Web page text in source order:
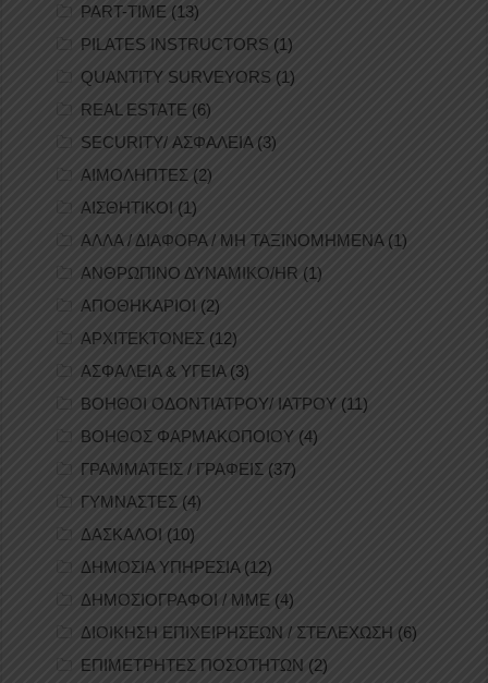
PART-TIME (13)
PILATES INSTRUCTORS (1)
QUANTITY SURVEYORS (1)
REAL ESTATE (6)
SECURITY/ ΑΣΦΑΛΕΙΑ(3)
ΑΙΜΟΛΗΠΤΕΣ (2)
ΑΙΣΘΗΤΙΚΟΙ (1)
ΑΛΛΑ / ΔΙΑΦΟΡΑ / ΜΗ ΤΑΞΙΝΟΜΗΜΕΝΑ(1)
ΑΝΘΡΩΠΙΝΟ ΔΥΝΑΜΙΚΟ/HR (1)
ΑΠΟΘΗΚΑΡΙΟΙ (2)
ΑΡΧΙΤΕΚΤΟΝΕΣ (12)
ΑΣΦΑΛΕΙΑ & ΥΓΕΙΑ(3)
ΒΟΗΘΟΙ ΟΔΟΝΤΙΑΤΡΟΥ/ ΙΑΤΡΟΥ (11)
ΒΟΗΘΟΣ ΦΑΡΜΑΚΟΠΟΙΟΥ (4)
ΓΡΑΜΜΑΤΕΙΣ / ΓΡΑΦΕΙΣ (37)
ΓΥΜΝΑΣΤΕΣ (4)
ΔΑΣΚΑΛΟΙ (10)
ΔΗΜΟΣΙΑ ΥΠΗΡΕΣΙΑ(12)
ΔΗΜΟΣΙΟΓΡΑΦΟΙ / ΜΜΕ (4)
ΔΙΟΙΚΗΣΗ ΕΠΙΧΕΙΡΗΣΕΩΝ / ΣΤΕΛΕΧΩΣΗ (6)
ΕΠΙΜΕΤΡΗΤΕΣ ΠΟΣΟΤΗΤΩΝ (2)